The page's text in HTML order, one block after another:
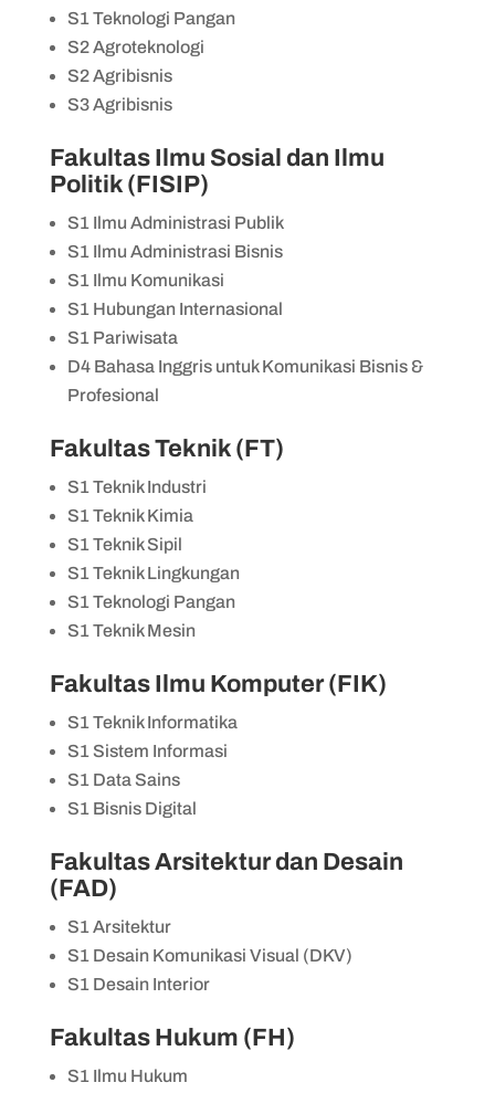
S1 Teknologi Pangan
S2 Agroteknologi
S2 Agribisnis
S3 Agribisnis
Fakultas Ilmu Sosial dan Ilmu
Politik (FISIP)
S1 Ilmu Administrasi Publik
S1 Ilmu Administrasi Bisnis
S1 Ilmu Komunikasi
S1 Hubungan Internasional
S1 Pariwisata
D4 Bahasa Inggris untuk Komunikasi Bisnis &
Profesional
Fakultas Teknik (FT)
S1 Teknik Industri
S1 Teknik Kimia
S1 Teknik Sipil
S1 Teknik Lingkungan
S1 Teknologi Pangan
S1 Teknik Mesin
Fakultas Ilmu Komputer (FIK)
S1 Teknik Informatika
S1 Sistem Informasi
S1 Data Sains
S1 Bisnis Digital
Fakultas Arsitektur dan Desain
(FAD)
S1 Arsitektur
S1 Desain Komunikasi Visual (DKV)
S1 Desain Interior
Fakultas Hukum (FH)
S1 Ilmu Hukum